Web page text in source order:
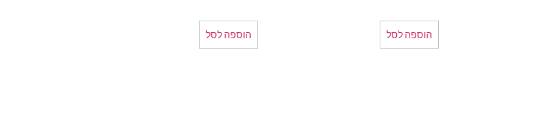
הוספה לסל הוספה לסל